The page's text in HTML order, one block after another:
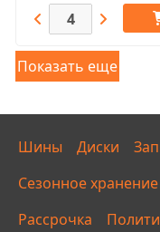
Показать еще
Шины Диски
Сезонное хранение
Рассрочка